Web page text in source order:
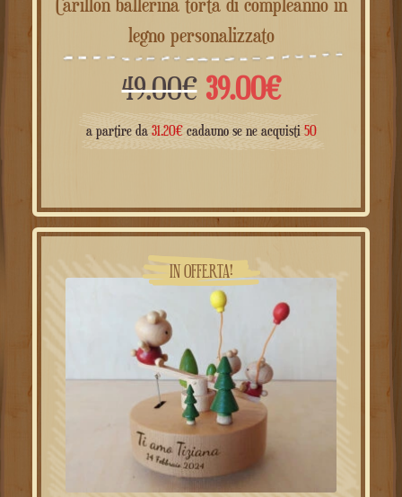
legno personalizzato
49.00€ Il
prezzo
era:
49.00€.
39.00€Il
prezzo
è:
39.00€.
a partire da 31.20€cadauno se ne acquisti 50
IN OFFERTA!